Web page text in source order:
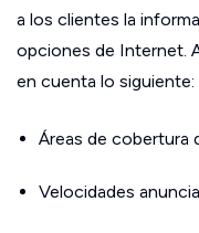
a los clientes la
opciones de Internet.
en cuenta lo siguiente:
Áreas de cobertura
Velocidades